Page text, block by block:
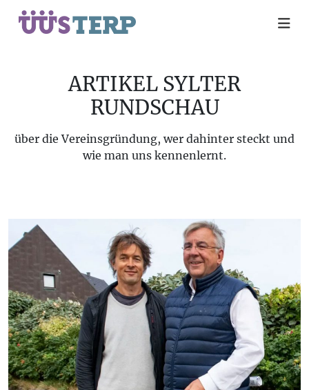
ARTIKEL SYLTER
RUNDSCHAU
über die Vereinsgründung, wer dahinter steckt und
wie man uns kennenlernt.